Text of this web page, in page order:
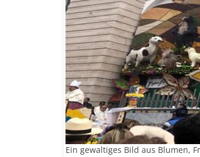
Ein gewaltiges Bild aus Blumen,